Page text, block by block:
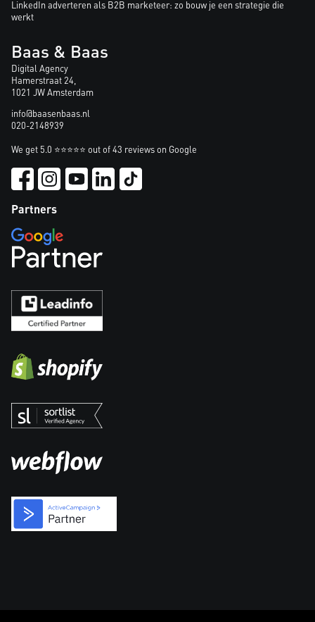
LinkedIn adverteren als B2B marketeer: zo bouw je een strategie die
werkt
Baas & Baas
Digital Agency
Hamerstraat 24,
1021 JW Amsterdam
info@baasenbaas.nl
020-2148939
We get 5.0 ⭐⭐⭐⭐⭐ out of 43 reviews on Google
Partners